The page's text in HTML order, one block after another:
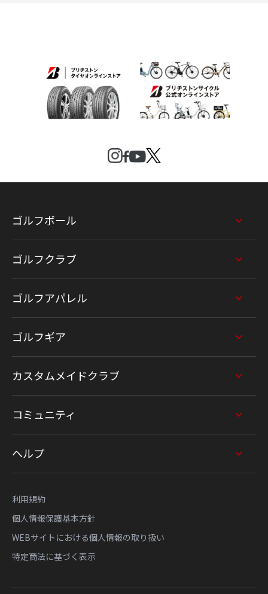
ゴルフボール
ゴルフクラブ
ゴルフアパレル
ゴルフギア
カスタムメイドクラブ
コミュニティ
ヘルプ
利用規約
個人情報保護基本方針
WEBサイトにおける個人情報の取り扱い
特定商法に基づく表示